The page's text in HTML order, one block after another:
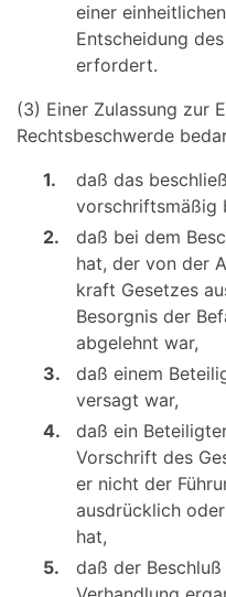
einer
Entscheidung
erfordert.
(3) Einer Zulassung zur
Rechtsbeschwerde
1.
daß das
vorschriftsmäßig
2.
daß bei dem
hat, der von der
kraft Gesetzes
Besorgnis der
abgelehnt war,
3.
daß einem
versagt war,
4.
daß ein
Vorschrift des
er nicht der
ausdrücklich
hat,
5.
daß der